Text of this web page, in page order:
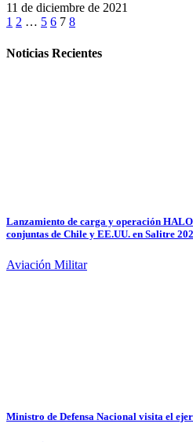
11 de diciembre de 2021
1 2 … 5 6 7 8
Noticias Recientes
Lanzamiento de carga y operación
conjuntas de Chile y EE.UU. en Salitre
Aviación Militar
Ministro de Defensa Nacional visita el